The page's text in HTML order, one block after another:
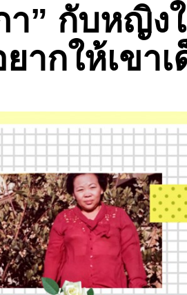
า” กับหญิง
ากให้เขาเ